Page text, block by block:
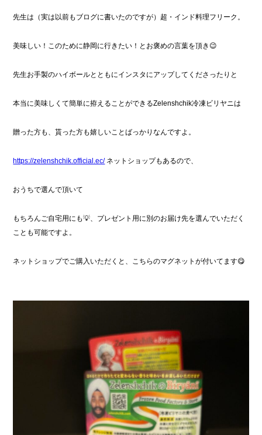
先生は（実は以前もブログに書いたのですが）超・インド料理フリーク。
美味しい！このために静岡に行きたい！とお褒めの言葉を頂き😉
先生お手製のハイボールとともにインスタにアップしてくださったりと
本当に美味しくて簡単に拵えることができるZelenshchik冷凍ビリヤニは
贈った方も、貰った方も嬉しいことばっかりなんですよ。
https://zelenshchik.official.ec/ネットショップもあるので、
おうちで選んで頂いて
もちろんご自宅用にも💡、プレゼント用に別のお届け先を選んでいただく
ことも可能ですよ。
ネットショップでご購入いただくと、こちらのマグネットが付いてます😋